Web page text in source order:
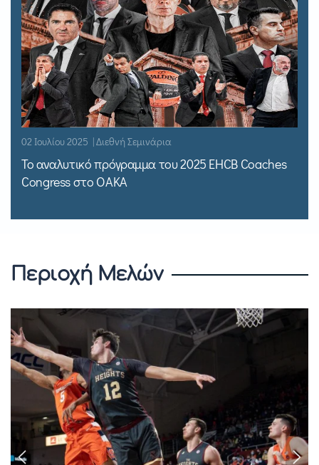
02 Ιουλίου 2025 | Διεθνή Σεμινάρια
Το αναλυτικό πρόγραμμα του 2025 EHCB Coaches
Congress στο ΟΑΚΑ
Περιοχή Μελών